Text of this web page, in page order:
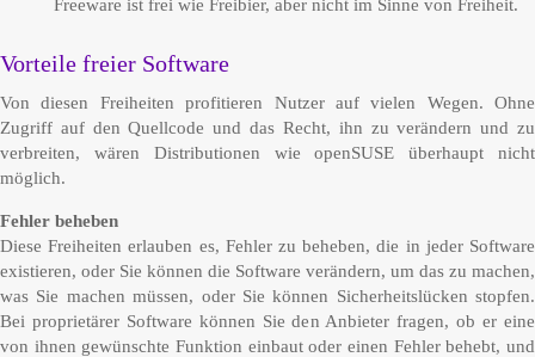
Freeware ist frei wie Freibier, aber nicht im Sinne von Freiheit.
Vorteile freier Software
Von diesen Freiheiten profitieren Nutzer auf vielen Wegen. Ohne
Zugriff auf den Quellcode und das Recht, ihn zu verändern und zu
verbreiten, wären Distributionen wie openSUSE überhaupt nicht
möglich.
Fehler beheben
Diese Freiheiten erlauben es, Fehler zu beheben, die in jeder Software
existieren, oder Sie können die Software verändern, um das zu machen,
was Sie machen müssen, oder Sie können Sicherheitslücken stopfen.
Bei proprietärer Software können Sie den Anbieter fragen, ob er eine
von ihnen gewünschte Funktion einbaut oder einen Fehler behebt, und